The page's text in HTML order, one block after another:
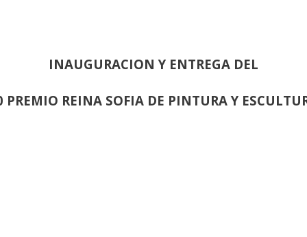
INAUGURACION Y ENTREGA DEL
PREMIO REINA SOFIA DE PINTURA Y